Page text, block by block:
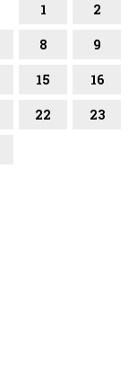
1 2
8 9
15 16
22 23